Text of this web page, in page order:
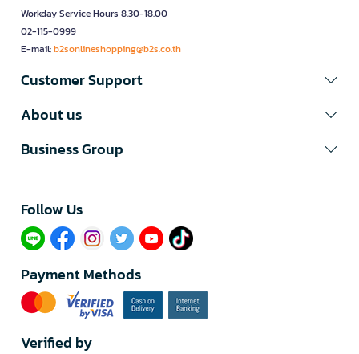
Workday Service Hours 8.30-18.00
02-115-0999
E-mail:b2sonlineshopping@b2s.co.th
Customer Support
About us
Business Group
Follow Us​
Payment Methods
Verified by